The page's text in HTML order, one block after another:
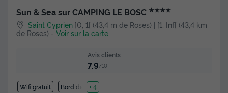
Sun & Sea sur CAMPING LE BOSC ★★★★
Saint Cyprien ]0, 1[ (43,4 m de Roses) | [1, Inf[ (43,4 km
de Roses) - Voir sur la carte
Avis clients
7.9/10
Wifi gratuit Bord de mer
+ 4